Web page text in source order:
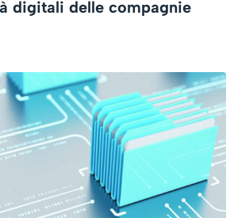
digitali delle compagnie